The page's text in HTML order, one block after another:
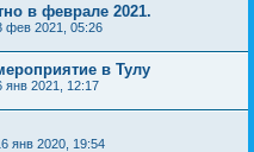
в феврале 2021.
фев 2021, 05:26
в Тулу
янв 2021, 12:17
янв 2020, 19:54